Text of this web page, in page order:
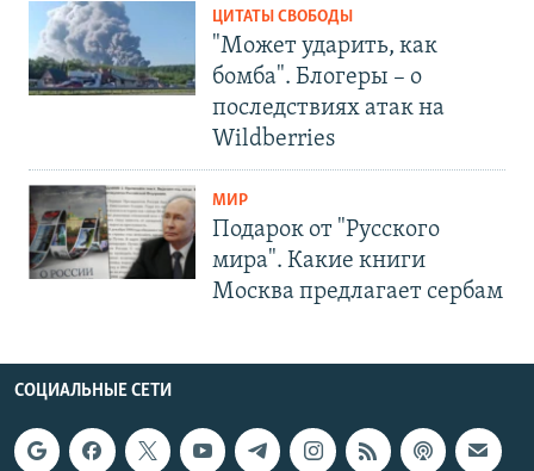
ЦИТАТЫ СВОБОДЫ
"Может ударить, как
бомба". Блогеры – о
последствиях атак на
Wildberries
МИР
Подарок от "Русского
мира". Какие книги
Москва предлагает сербам
СОЦИАЛЬНЫЕ СЕТИ